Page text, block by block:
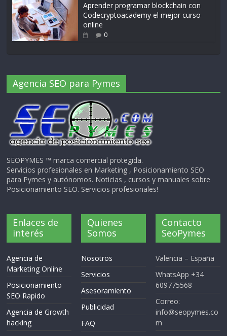
Aprender programar blockchain con
Codecryptoacademy el mejor curso
online
0
Agencia SEO para Pymes
SEOPYMES ™ marca comercial protegida.
Servicios profesionales en Marketing , Posicionamiento SEO
para Pymes y autónomos. Noticias , cursos y manuales sobre
Posicionamiento SEO. Servicios profesionales!
Enlaces de
interés
Agencia de
Marketing Online
Posicionamiento
SEO Rapido
Agencia de Growth
hacking
Quienes
Somos
Nosotros
Servicios
Asesoramiento
Publicidad
FAQ
Contacto
SeoPymes
Valencia – España
WhatsApp +34
609775568
Correo:
info@seopymes.co
m